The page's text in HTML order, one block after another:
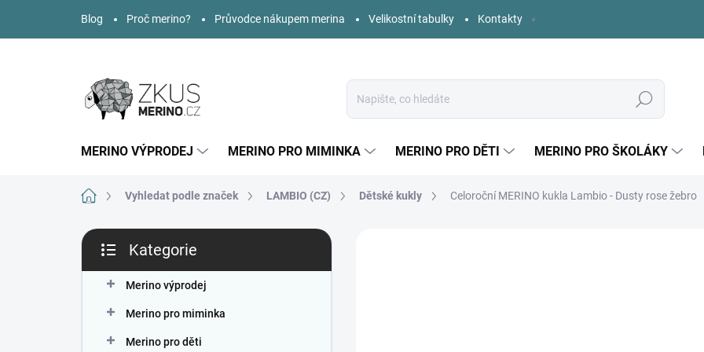
obsah
Blog Proč merino? Průvodce nákupem merina Velikostní tabulky Kontakty
Hledat
MERINO VÝPRODEJ MERINO PRO MIMINKA MERINO PRO DĚTI MERINO PRO ŠKOLÁKY
Domů Vyhledat podle značek LAMBIO (CZ) Dětské kukly Celoroční MERINO kukla Lambio - Dusty rose žebro
P
s
kategorie
Kategorie
Merino výprodej
Merino pro miminka
Merino pro děti